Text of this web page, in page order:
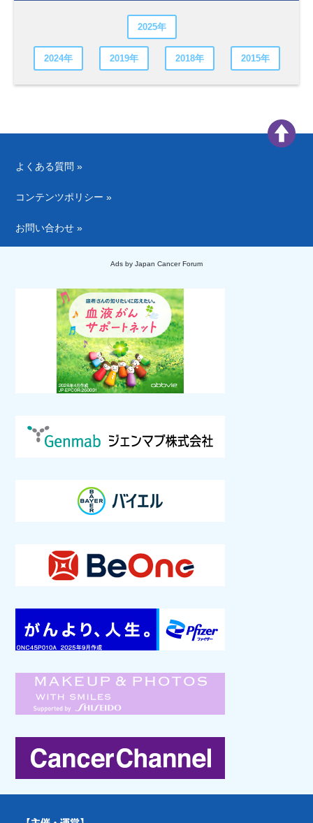
2025年
2024年 2019年 2018年 2015年
よくある質問 »
コンテンツポリシー »
お問い合わせ »
Ads by Japan Cancer Forum